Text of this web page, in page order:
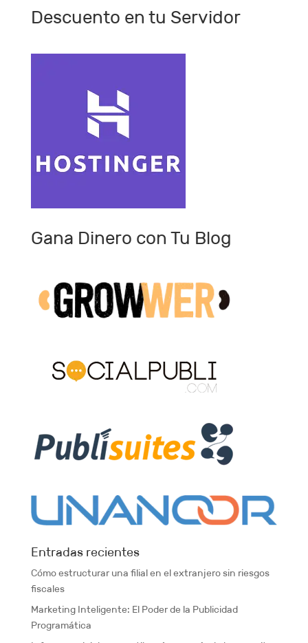
Descuento en tu Servidor
Gana Dinero con Tu Blog
Entradas recientes
Cómo estructurar una filial en el extranjero sin riesgos
fiscales
Marketing Inteligente: El Poder de la Publicidad
Programática